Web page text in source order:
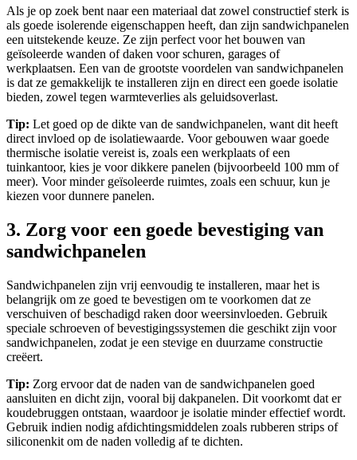
Als je op zoek bent naar een materiaal dat zowel constructief sterk is
als goede isolerende eigenschappen heeft, dan zijn sandwichpanelen
een uitstekende keuze. Ze zijn perfect voor het bouwen van
geïsoleerde wanden of daken voor schuren, garages of
werkplaatsen. Een van de grootste voordelen van sandwichpanelen
is dat ze gemakkelijk te installeren zijn en direct een goede isolatie
bieden, zowel tegen warmteverlies als geluidsoverlast.
Tip: Let goed op de dikte van de sandwichpanelen, want dit heeft
direct invloed op de isolatiewaarde. Voor gebouwen waar goede
thermische isolatie vereist is, zoals een werkplaats of een
tuinkantoor, kies je voor dikkere panelen (bijvoorbeeld 100 mm of
meer). Voor minder geïsoleerde ruimtes, zoals een schuur, kun je
kiezen voor dunnere panelen.
3. Zorg voor een goede bevestiging van
sandwichpanelen
Sandwichpanelen zijn vrij eenvoudig te installeren, maar het is
belangrijk om ze goed te bevestigen om te voorkomen dat ze
verschuiven of beschadigd raken door weersinvloeden. Gebruik
speciale schroeven of bevestigingssystemen die geschikt zijn voor
sandwichpanelen, zodat je een stevige en duurzame constructie
creëert.
Tip: Zorg ervoor dat de naden van de sandwichpanelen goed
aansluiten en dicht zijn, vooral bij dakpanelen. Dit voorkomt dat er
koudebruggen ontstaan, waardoor je isolatie minder effectief wordt.
Gebruik indien nodig afdichtingsmiddelen zoals rubberen strips of
siliconenkit om de naden volledig af te dichten.